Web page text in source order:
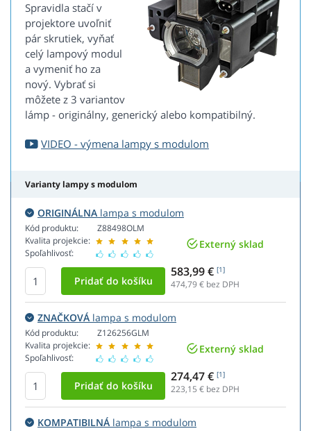
Spravidla stačí v
projektore uvoľniť
pár skrutiek, vyňať
celý lampový modul
a vymeniť ho za
nový. Vybrať si
môžete z 3 variantov
lámp - originálny, generický alebo kompatibilný.
VIDEO - výmena lampy s modulom
Varianty lampy s modulom
ORIGINÁLNA lampa s modulom
Kód produktu:
Kvalita projekcie:
Spoľahlivosť:
Z88498OLM
Externý sklad
583,99 € [1]
474,79€ bez DPH
ZNAČKOVÁ lampa s modulom
Kód produktu:
Kvalita projekcie:
Spoľahlivosť:
Z126256GLM
Externý sklad
274,47 € [1]
223,15 € bez DPH
KOMPATIBILNÁ lampa s modulom